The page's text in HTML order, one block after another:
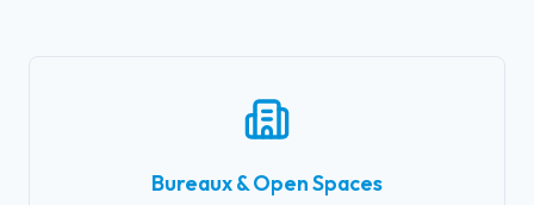
Bureaux & Open Spaces